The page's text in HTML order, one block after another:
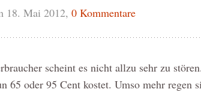
18. Mai 2012, 0 Kommentare
scheint es nicht allzu sehr zu
65 oder 95 Cent kostet. Umso mehr regen